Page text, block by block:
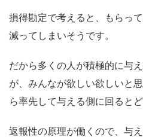
損得勘定で考えると、もらっ
減ってしまいそうです。
だから多くの人が積極的に与
が、みんなが欲しい欲しいと
ら率先して与える側に回ると
返報性の原理が働くので、与